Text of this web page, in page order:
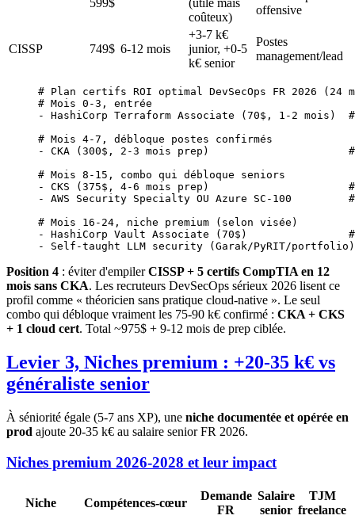
599$
(utile mais
coûteux)
offensive
CISSP 749$ 6-12 mois
+3-7 k€
junior, +0-5
k€ senior
Postes
management/lead
# Plan certifs ROI optimal DevSecOps FR 2026 (24
# Mois 0-3, entrée
-
HashiCorp Terraform Associate (70$, 1-2 mois )
# Mois 4-7, débloque postes confirmés
-
CKA (300$, 2-3 mois prep )
# Mois 8-15, combo qui débloque seniors
-
CKS (375$, 4-6 mois prep )
-
AWS Security Specialty OU Azure SC-100
# Mois 16-24, niche premium (selon visée)
-
HashiCorp Vault Associate (70$)
-
Self-taught LLM security (Garak/PyRIT/
Position 4 : éviter d'empilerCISSP + 5 certifs CompTIA en 12
mois sans CKA. Les recruteurs DevSecOps sérieux 2026 lisent ce
profil comme « théoricien sans pratique cloud-native ». Le seul
combo qui débloque vraiment les 75-90 k€ confirmé : CKA + CKS
+ 1 cloud cert. Total ~975$ + 9-12 mois de prep ciblée.
Levier 3, Niches premium : +20-35 k€ vs
généraliste senior
À séniorité égale (5-7 ans XP), une niche documentée et opérée en
prod ajoute 20-35 k€ au salaire senior FR 2026.
Niches premium 2026-2028 et leur impact
Niche Compétences-cœur
Demande
FR
Salaire
senior
TJM
freelance